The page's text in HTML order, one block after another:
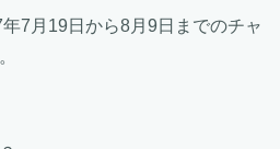
7月19日から8月9日までのチャ